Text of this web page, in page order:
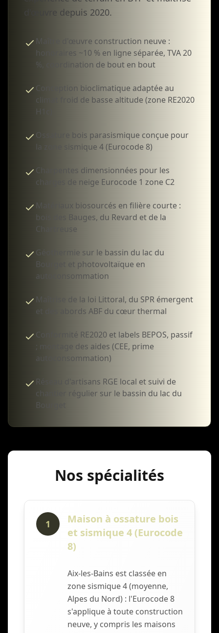
d'œuvre depuis 2020.
Maître d'œuvre construction neuve :
honoraires ~10 % en ligne séparée, TVA 20
%, coordination de bout en bout
Conception bioclimatique adaptée au
climat froid de basse altitude (zone RE2020
H1c)
Ossature bois parasismique conçue pour
la zone sismique 4 (Eurocode 8)
Charpentes dimensionnées pour les
charges de neige Eurocode 1 zone C2
Matériaux biosourcés en filière courte :
bois des Bauges, du Revard et de la
Chartreuse
Géothermie sur le bassin du lac du
Bourget et photovoltaïque en
autoconsommation
Maîtrise de la loi Littoral, du SPR émergent
et des abords ABF du cœur thermal
Conformité RE2020 et labels BEPOS, passif
; montage des aides (CEE, prime
autoconsommation)
Réseau d'artisans RGE local et suivi de
chantier régulier sur le bassin du lac du
Bourget
Nos spécialités
1
Maison à ossature bois
et sismique 4 (Eurocode
8)
Aix-les-Bains est classée en
zone sismique 4 (moyenne,
Alpes du Nord) : l'Eurocode 8
s'applique à toute construction
neuve, y compris les maisons